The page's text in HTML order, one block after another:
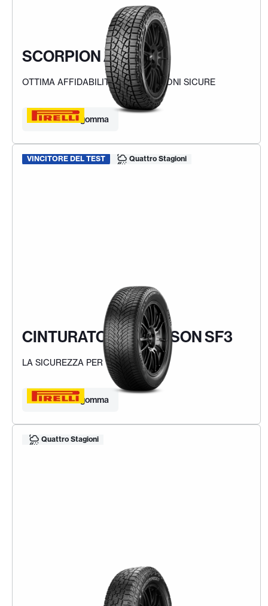
SCORPION ATR
OTTIMA AFFIDABILITÀ E PRESTAZIONI SICURE
Trova la tua gomma
VINCITORE DEL TEST Quattro Stagioni
CINTURATO ALL SEASON SF3
LA SICUREZZA PER TUTTO L'ANNO
Trova la tua gomma
Quattro Stagioni